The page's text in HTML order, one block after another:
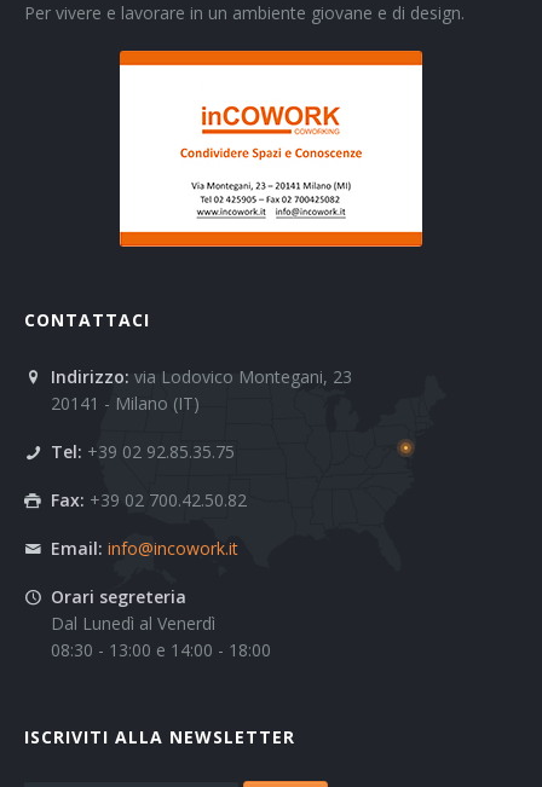
Per vivere e lavorare in un ambiente giovane e di design.
CONTATTACI
Indirizzo: via Lodovico Montegani, 23
20141 - Milano (IT)
Tel: +39 02 92.85.35.75
Fax: +39 02 700.42.50.82
Email: info@incowork.it
Orari segreteria
Dal Lunedì al Venerdì
08:30 - 13:00 e 14:00 - 18:00
ISCRIVITI ALLA NEWSLETTER